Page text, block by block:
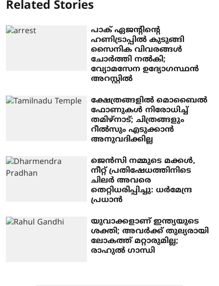
Related Stories
പാക് ഏജന്റിന്റെ
ഹണിട്രാപ്പില്‍ കുടുങ്ങി
സൈനിക വിവരങ്ങള്‍
ചോര്‍ത്തി നല്‍കി;
വ്യോമസേന ഉദ്യോഗസ്ഥന്‍
അറസ്റ്റില്‍
ക്ഷേത്രങ്ങളില്‍ മൊബൈല്‍
ഫോണുകള്‍ നിരോധിച്ച്
തമിഴ്‌നാട്; ചിത്രങ്ങളും
റീല്‍സും എടുക്കാന്‍
അനുവദിക്കില്ല
ജെന്‍സി നമ്മുടെ മക്കള്‍,
നീറ്റ് പ്രതിഷേധത്തിനിടെ
ചിലര്‍ അവരെ
തെറ്റിധരിപ്പിച്ചു: ധര്‍മേന്ദ്ര
പ്രധാന്‍
യുവാക്കളാണ് ഇന്ത്യയുടെ
ശക്തി; അവര്‍ക്ക് തുല്യരായി
ലോകത്ത് മറ്റാരുമില്ല;
രാഹുല്‍ ഗാന്ധി